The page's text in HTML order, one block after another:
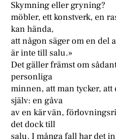
Skymning eller gryning?
möbler, ett konstverk, en
kan hända,
att någon säger om en del
är inte till salu.»
Det gäller främst om
personliga
minnen, att man tycker,
själv: en gåva
av en kär vän,
det dock till
salu. I många fall har det